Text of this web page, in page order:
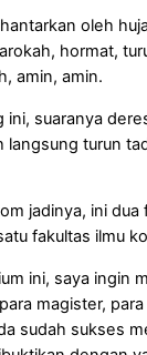
oleh
hormat,
amin, amin.
ini, suaranya
langsung turun
jadinya, ini dua
fakultas ilmu
ini, saya ingin
magister,
sudah sukses